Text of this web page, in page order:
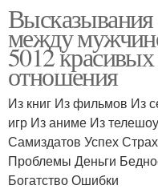
между
5012
отношения
Из книг Из фильмов Из
игр Из аниме Из
Самиздатов Успех
Проблемы Деньги
Богатство Ошибки